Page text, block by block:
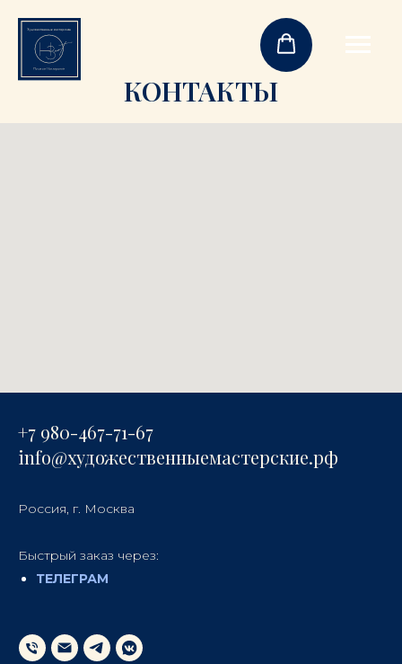
КОНТАКТЫ
+7 980-467-71-67
info@художественныемастерские.рф
Россия, г. Москва
Быстрый заказ через:
ТЕЛЕГРАМ